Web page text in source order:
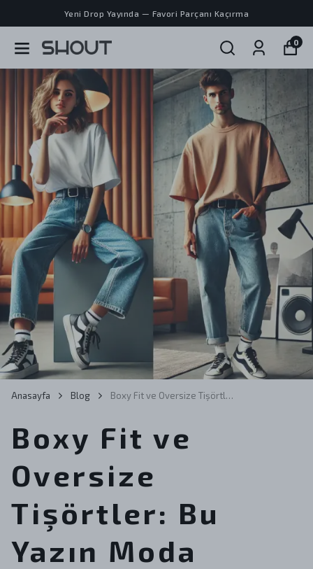
Yeni Drop Yayında — Favori Parçanı Kaçırma
0
Anasayfa Blog Boxy Fit ve Oversize Tişörtler: Bu Yazın Moda Trendleri
Boxy Fit ve
Oversize
Tişörtler: Bu
Yazın Moda